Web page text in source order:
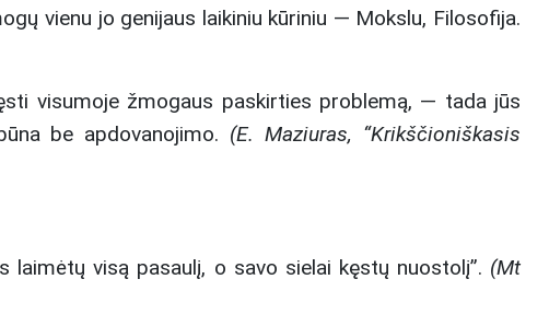
vienu jo genijaus laikiniu kūriniu — Mokslu, Filosofija.
visumoje žmogaus paskirties problemą, — tada jūs
be apdovanojimo. (E. Maziuras, “Krikščioniškasis
visą pasaulį, o savo sielai kęstų nuostolį”. (Mt